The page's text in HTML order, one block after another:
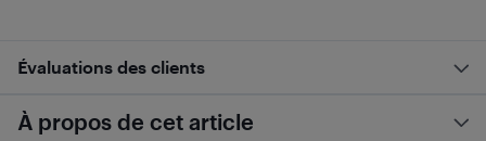
Évaluations des clients
À propos de cet article